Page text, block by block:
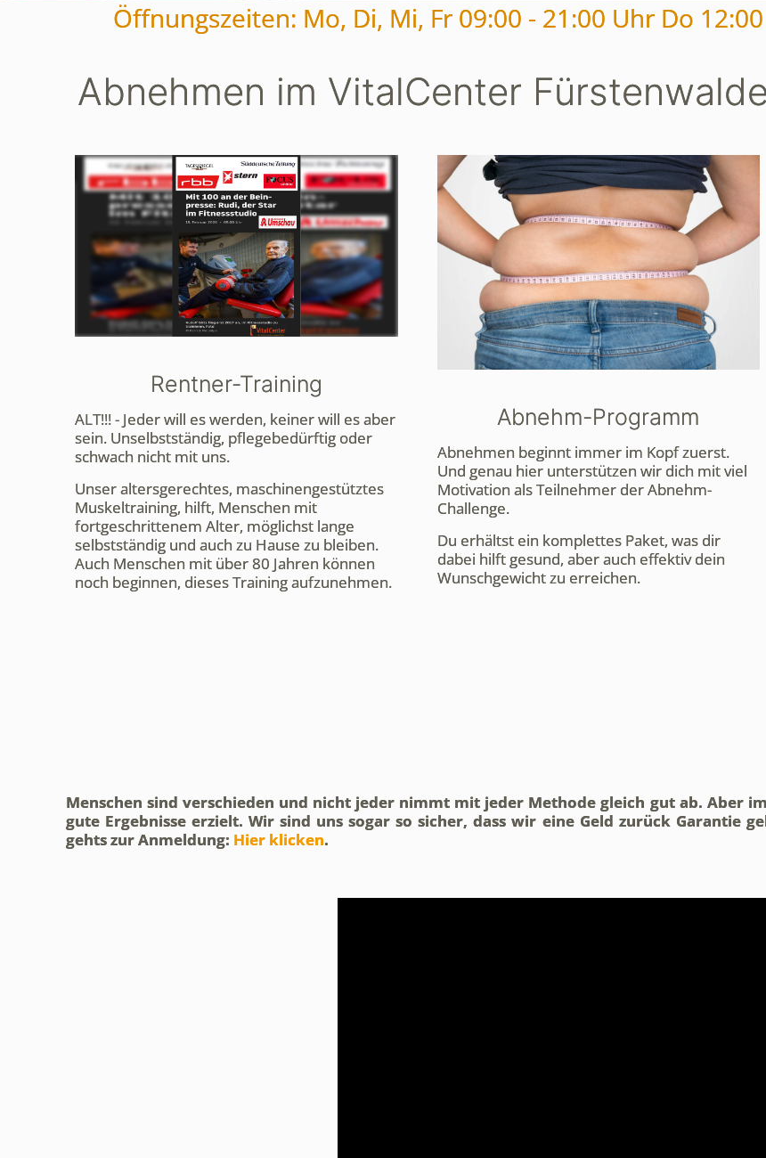
Öffnungszeiten: Mo, Di, Mi, Fr 09:00 - 21:00 Uhr Do
Abnehmen im VitalCenter
Rentner-Training
ALT!!! - Jeder will es werden, keiner will es aber
sein. Unselbstständig, pflegebedürftig oder
schwach nicht mit uns.
Unser altersgerechtes, maschinengestütztes
Muskeltraining, hilft, Menschen mit
fortgeschrittenem Alter, möglichst lange
selbstständig und auch zu Hause zu bleiben.
Auch Menschen mit über 80 Jahren können
noch beginnen, dieses Training aufzunehmen.
Abnehm-Programm
Abnehmen beginnt immer im Kopf zuerst.
Und genau hier unterstützen wir dich mit viel
Motivation als Teilnehmer der Abnehm-
Challenge.
Du erhältst ein komplettes Paket, was dir
dabei hilft gesund, aber auch effektiv dein
Wunschgewicht zu erreichen.
Menschen sind verschieden und nicht jeder nimmt mit jeder Methode gleich gut ab. Aber
gute Ergebnisse erzielt. Wir sind uns sogar so sicher, dass wir eine Geld zurück Garantie
gehts zur Anmeldung: Hier klicken.